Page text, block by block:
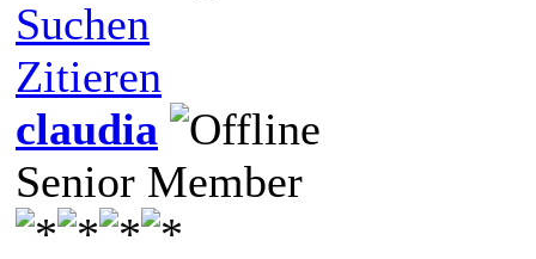
Suchen
Zitieren
claudia
Senior Member